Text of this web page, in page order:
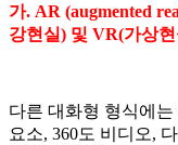
가. AR (augmented
강현실) 및 VR(가상
다른 대화형 형식에
요소, 360도 비디오,